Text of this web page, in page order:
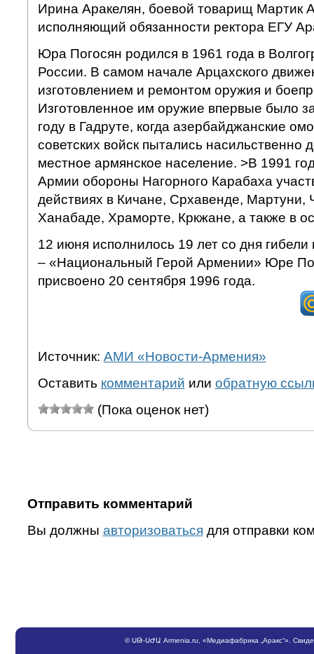
Ирина Аракелян, боевой товарищ Мартик
исполняющий обязанности ректора ЕГУ
Юра Погосян родился в 1961 года в
России. В самом начале Арцахского
изготовлением и ремонтом оружия и
Изготовленное им оружие впервые было
году в Гадруте, когда азербайджанские
советских войск пытались насильственно
местное армянское население. >В 1991
Армии обороны Нагорного Карабаха
действиях в Кичане, Срхавенде, Мартуни,
Ханабаде, Храморте, Кркжане, а также в
12 июня исполнилось 19 лет со дня
– «Национальный Герой Армении» Юре
присвоено 20 сентября 1996 года.
Источник: АМИ «Новости-Армения»
Оставить комментарий или обратную
(Пока оценок нет)
Отправить комментарий
Вы должны авторизоваться для отправки
©ՍԹ-ՍԺԱ Armenia.ru , «Медиафабрика „Аракс“».